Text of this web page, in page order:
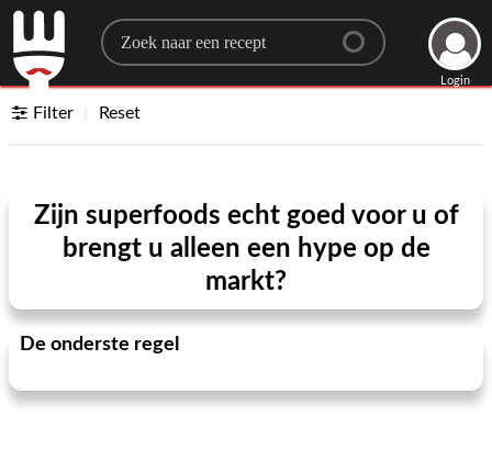
Search for a recipe
Login
Filter Reset
Zijn superfoods echt goed voor u of
brengt u alleen een hype op de
markt?
De onderste regel